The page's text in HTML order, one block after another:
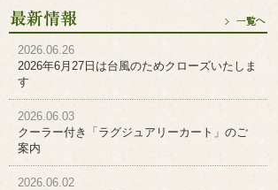
2026.06.26
2026年6月27日は台風のためクローズいたしま
す
2026.06.03
クーラー付き「ラグジュアリーカート」のご
案内
2026.06.02